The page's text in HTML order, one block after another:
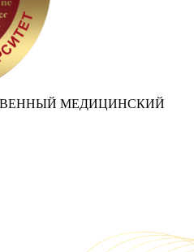
МЕДИЦИНСКИЙ